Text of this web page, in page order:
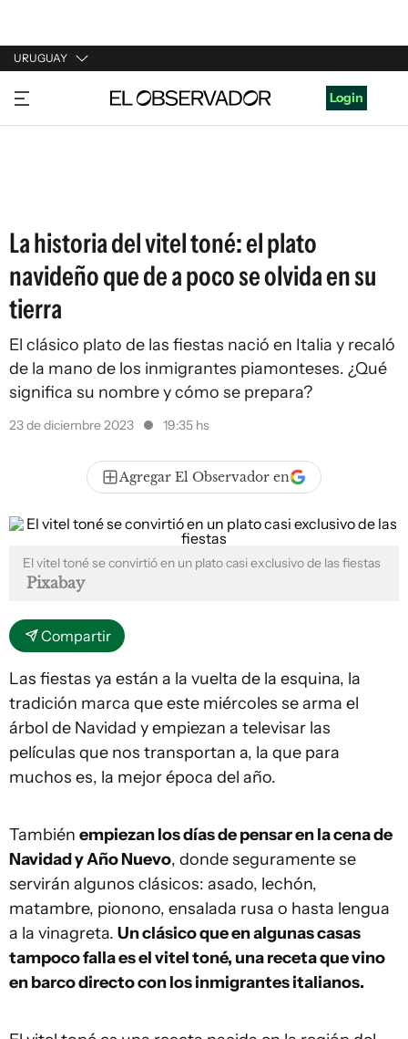
URUGUAY
URUGUAY
ARGENTINA
Login
La historia del vitel toné: el plato
navideño que de a poco se olvida en su
tierra
El clásico plato de las fiestas nació en Italia y recaló
de la mano de los inmigrantes piamonteses. ¿Qué
significa su nombre y cómo se prepara?
23 de diciembre 2023 19:35 hs
Agregar El Observador en
El vitel toné se convirtió en un plato casi exclusivo de las fiestas
Pixabay
Compartir
Las fiestas ya están a la vuelta de la esquina, la
tradición marca que este miércoles se arma el
árbol de Navidad y empiezan a televisar las
películas que nos transportan a, la que para
muchos es, la mejor época del año.
También empiezan los días de pensar en la cena de
Navidad y Año Nuevo, donde seguramente se
servirán algunos clásicos: asado, lechón,
matambre, pionono, ensalada rusa o hasta lengua
a la vinagreta. Un clásico que en algunas casas
tampoco falla es el vitel toné, una receta que vino
en barco directo con los inmigrantes italianos.